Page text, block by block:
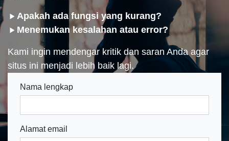
Apakah ada fungsi yang kurang?
Menemukan kesalahan atau error?
Kami ingin mendengar kritik dan saran Anda agar
situs ini menjadi lebih baik lagi.
Nama lengkap
Alamat email